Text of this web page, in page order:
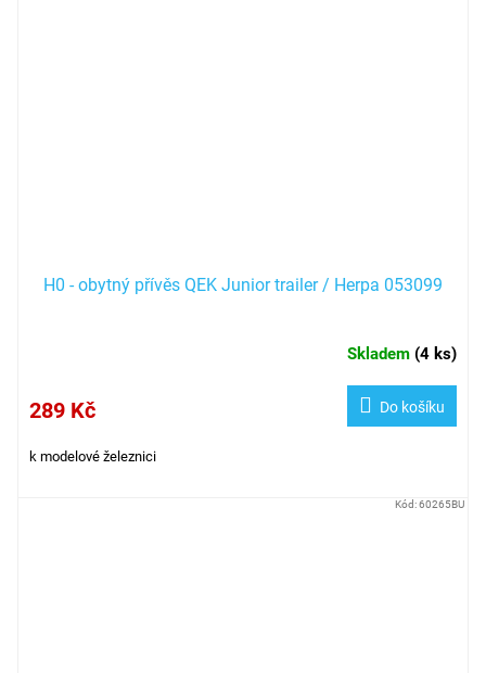
H0 - obytný přívěs QEK Junior trailer / Herpa 053099
Skladem (4 ks)
289 Kč Do košíku
k modelové železnici
Kód:60265BU